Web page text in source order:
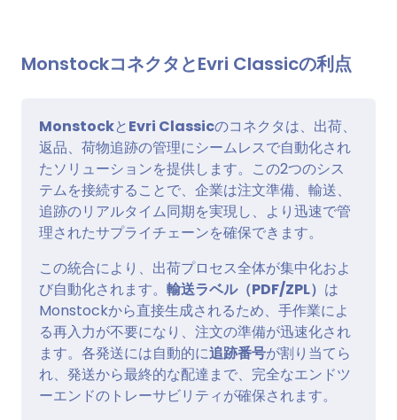
MonstockコネクタとEvri Classicの利点
MonstockとEvri Classicのコネクタは、出荷、
返品、荷物追跡の管理にシームレスで自動化され
たソリューションを提供します。この2つのシス
テムを接続することで、企業は注文準備、輸送、
追跡のリアルタイム同期を実現し、より迅速で管
理されたサプライチェーンを確保できます。
この統合により、出荷プロセス全体が集中化およ
び自動化されます。 輸送ラベル（PDF/ZPL） は
Monstockから直接生成されるため、手作業によ
る再入力が不要になり、注文の準備が迅速化され
ます。各発送には自動的に追跡番号が割り当てら
れ、発送から最終的な配達まで、完全なエンドツ
ーエンドのトレーサビリティが確保されます。